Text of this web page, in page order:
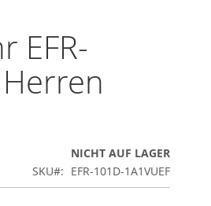
EFR-
NICHT AUF LAGER
SKU
EFR-101D-1A1VUEF